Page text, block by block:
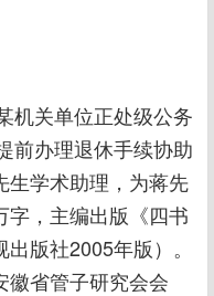
机关单位正处级公务
前办理退休手续协助
生学术助理，为蒋先
字，主编出版《四书
版社2005年版）。
徽省管子研究会会